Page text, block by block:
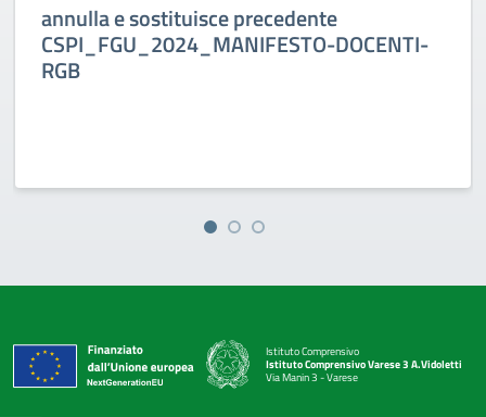
annulla e sostituisce precedente
CSPI_FGU_2024_MANIFESTO-DOCENTI-
RGB
Istituto Comprensivo
Istituto Comprensivo Varese 3 A.Vidoletti
Via Manin 3 - Varese